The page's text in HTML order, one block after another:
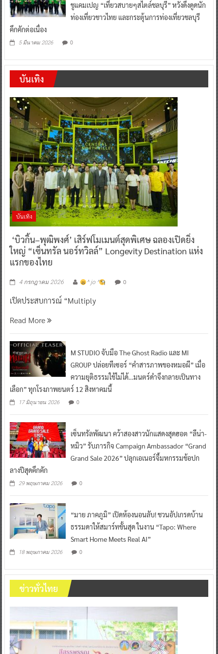
ชูแคมเปญ “เที่ยวสบายๆสไตล์ชลบุรี” หวังดึงดูดนัก
ท่องเที่ยวชาวไทย และกระตุ้นการท่องเที่ยวชลบุรี
คึกคักต่อเนื่อง
5 มีนาคม 2026 0
บันเทิง
บันเทิง
‘บิวกิ้น–พุฒิพงศ์’ เสิร์ฟโมเมนต์สุดพิเศษ ฉลองเปิดยิ่ง
ใหญ่ “เซ็นทรัล นอร์ทวิลล์” Longevity Destination แห่ง
แรกของไทย
4 กรกฎาคม 2026 ^ jo ^ 0
เปิดประสบการณ์ “Multiply
Read More
M STUDIO จับมือ The Ghost Radio และ MI
GROUP ปล่อยทีเซอร์ “คำสารภาพของหมอผี” เมื่อ
ความยุติธรรมใช้ไม่ได้…มนตร์ดำจึงกลายเป็นทาง
เลือก” ทุกโรงภาพยนตร์ 12 สิงหาคมนี้
17 มิถุนายน 2026 0
เซ็นทรัลพัฒนา คว้าสองสาวนักแสดงสุดฮอต “ลีน่า-
หมิว” รับภารกิจ Campaign Ambassador “Grand
Grand Sale 2026” ปลุกเอเนอร์จี้มหกรรมช้อปก
ลางปีสุดคึกคัก
29 พฤษภาคม 2026 0
“มาย ภาคภูมิ” เปิดห้องนอนลับ! ชวนอัปเกรดบ้าน
ธรรมดาให้สมาร์ทขั้นสุด ในงาน “Tapo: Where
Smart Home Meets Real AI”
18 พฤษภาคม 2026 0
ข่าวทั่วไทย